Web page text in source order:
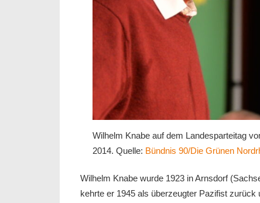
Wilhelm Knabe auf dem Landesparteitag
2014. Quelle: Bündnis 90/Die Grünen
Wilhelm Knabe wurde 1923 in Arnsdorf
kehrte er 1945 als überzeugter Pazifist